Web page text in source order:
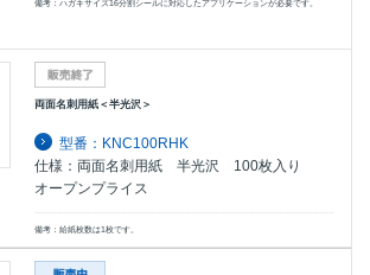
備考：ハガキサイズ16分割シールに対応したアプリケーションが必要です。
両面名刺用紙＜半光沢＞
型番：KNC100RHK
仕様：両面名刺用紙 半光沢 100枚入り
オープンプライス
備考：給紙枚数は1枚です。